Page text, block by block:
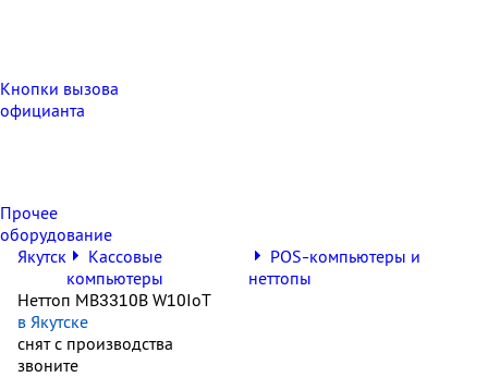
Кнопки вызова
официанта
Прочее
оборудование
Якутск
Кассовые
компьютеры
POS-компьютеры и
неттопы
Неттоп MB3310B W10IoT
в Якутске
снят с производства
звоните